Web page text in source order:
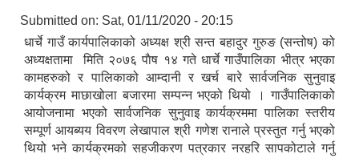
Submitted on: Sat, 01/11/2020 - 20:15
धार्चे गाउँ कार्यपालिकाको अध्यक्ष श्री सन्त बहादुर गुरुङ (सन्तोष) को
अध्यक्षतामा मिति २०७६ पाैष १४ गते धार्चे गाउँपालिका भीत्र भएका
कामहरुको र पालिकाको आम्दानी र खर्च बारे सार्वजनिक सुनुवाइ
कार्यक्रम माछाखोला बजारमा सम्पन्न भएको थियो । गाउँपालिकाको
आयोजनामा भएको सार्वजनिक सुनुवाइ कार्यक्रममा पालिका स्तरीय
सम्पूर्ण आयब्यय विवरण लेखापाल श्री गणेश रानाले प्रस्तुत गर्नु भएको
थियो भने कार्यक्रमको सहजीकरण पत्रकार नरहरि सापकोटाले गर्नु